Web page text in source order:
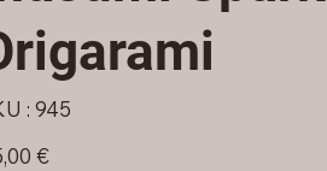
: SKU
945
945
€